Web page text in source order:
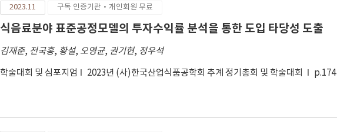
2023.11 구독 인증기관·개인회원 무료
식음료분야 표준공정모델의 투자수익률 분석을 통한 도입 타당성 도출
김재준, 전국홍, 황설, 오영균, 권기현, 정우석
학술대회 및 심포지엄 2023년 (사)한국산업식품공학회 추계 정기총회 및 학술대회 p.174